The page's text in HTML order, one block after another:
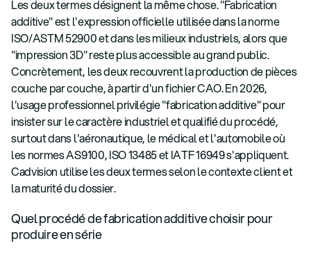
Les deux termes désignent la même chose. "Fabrication
additive" est l'expression officielle utilisée dans la norme
ISO/ASTM 52900 et dans les milieux industriels, alors que
"impression 3D" reste plus accessible au grand public.
Concrètement, les deux recouvrent la production de pièces
couche par couche, à partir d'un fichier CAO. En 2026,
l'usage professionnel privilégie "fabrication additive" pour
insister sur le caractère industriel et qualifié du procédé,
surtout dans l'aéronautique, le médical et l'automobile où
les normes AS9100, ISO 13485 et IATF 16949 s'appliquent.
Cadvision utilise les deux termes selon le contexte client et
la maturité du dossier.
Quel procédé de fabrication additive choisir pour
produire en série